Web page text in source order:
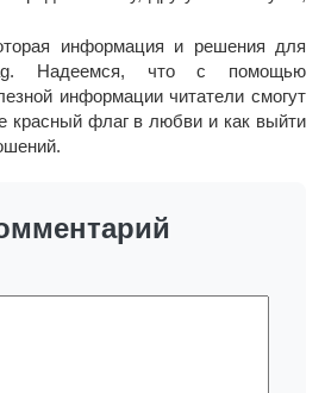
информация и решения для
Надеемся, что с помощью
информации читатели смогут
красный флаг в любви и как выйти